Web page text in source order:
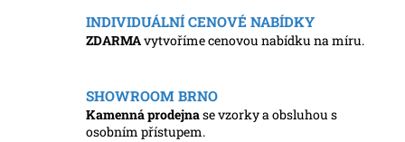
INDIVIDUÁLNÍ CENOVÉ NABÍDKY
ZDARMAvytvoříme cenovou nabídku na míru.
SHOWROOM BRNO
Kamenná prodejnase vzorky a obsluhou s
osobním přístupem.